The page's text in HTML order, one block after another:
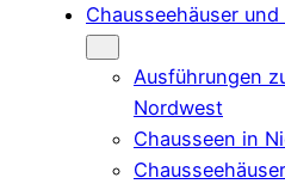
Chausseehäuser
Ausführungen
Nordwest
Chausseen in